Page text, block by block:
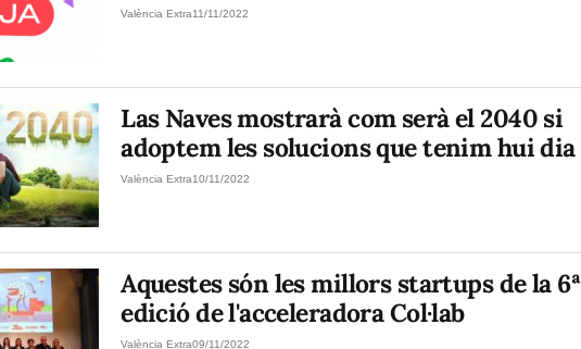
València Extra11/11/2022
Las Naves mostrarà com serà el 2040 si
adoptem les solucions que tenim hui dia
València Extra10/11/2022
Aquestes són les millors startups de la 6ª
edició de l'acceleradora Col·lab
València Extra09/11/2022